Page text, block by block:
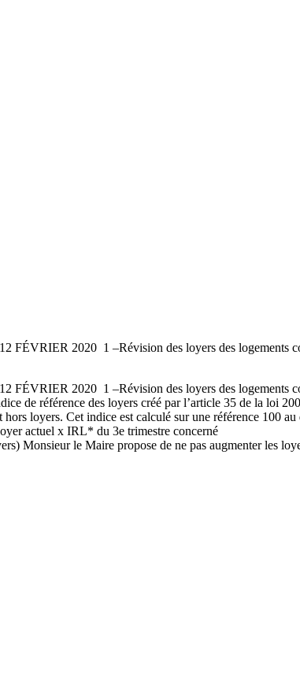
2020 1 –Révision des loyers des logements
2020 1 –Révision des loyers des logements
de référence des loyers créé par l’article 35 de la loi
loyers. Cet indice est calculé sur une référence 100
actuel x IRL* du 3e trimestre concerné
Monsieur le Maire propose de ne pas augmenter les